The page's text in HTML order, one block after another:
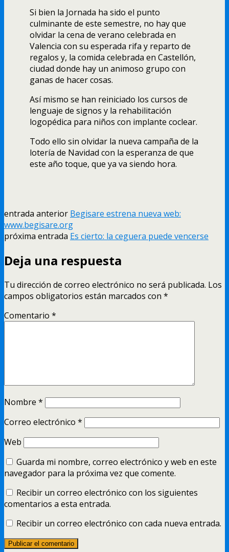
Si bien la Jornada ha sido el punto
culminante de este semestre, no hay que
olvidar la cena de verano celebrada en
Valencia con su esperada rifa y reparto de
regalos y, la comida celebrada en Castellón,
ciudad donde hay un animoso grupo con
ganas de hacer cosas.
Así­ mismo se han reiniciado los cursos de
lenguaje de signos y la rehabilitación
logopédica para niños con implante coclear.
Todo ello sin olvidar la nueva campaña de la
loterí­a de Navidad con la esperanza de que
este año toque, que ya va siendo hora.
entrada anterior Begisare estrena nueva web:
www.begisare.org
próxima entrada Es cierto: la ceguera puede vencerse
Deja una respuesta
Tu dirección de correo electrónico no será publicada. Los
campos obligatorios están marcados con *
Comentario *
Nombre *
Correo electrónico *
Web
Guarda mi nombre, correo electrónico y web en este
navegador para la próxima vez que comente.
Recibir un correo electrónico con los siguientes
comentarios a esta entrada.
Recibir un correo electrónico con cada nueva entrada.